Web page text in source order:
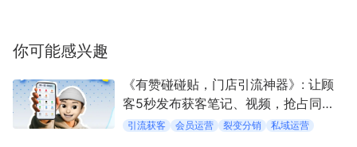
你可能感兴趣
《有赞碰碰贴，门店引流神器》: 让顾
客5秒发布获客笔记、视频，抢占同城
流量
引流获客 会员运营 裂变分销 私域运营